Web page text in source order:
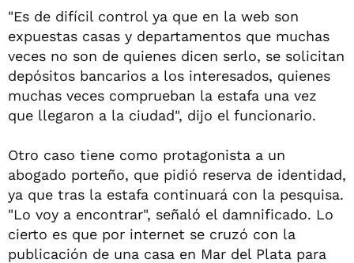
"Es de difícil control ya que en la web son
expuestas casas y departamentos que muchas
veces no son de quienes dicen serlo, se solicitan
depósitos bancarios a los interesados, quienes
muchas veces comprueban la estafa una vez
que llegaron a la ciudad", dijo el funcionario.
Otro caso tiene como protagonista a un
abogado porteño, que pidió reserva de identidad,
ya que tras la estafa continuará con la pesquisa.
"Lo voy a encontrar", señaló el damnificado. Lo
cierto es que por internet se cruzó con la
publicación de una casa en Mar del Plata para